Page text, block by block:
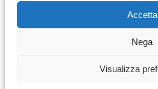
Accetta
Nega
Visualizza